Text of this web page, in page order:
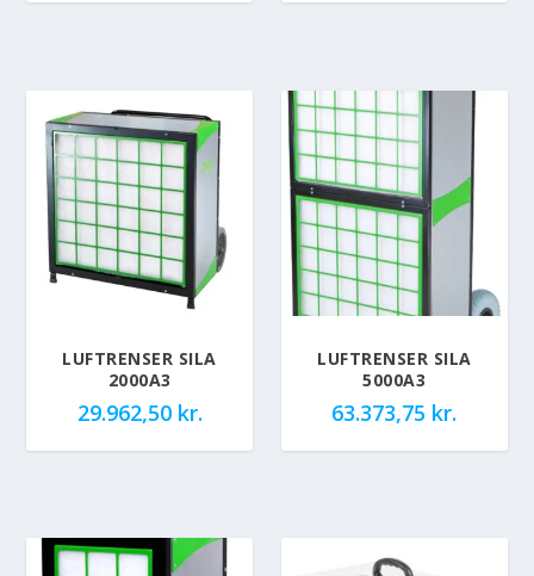
LUFTRENSER SILA
2000A3
29.962,50 kr.
LUFTRENSER SILA
5000A3
63.373,75 kr.